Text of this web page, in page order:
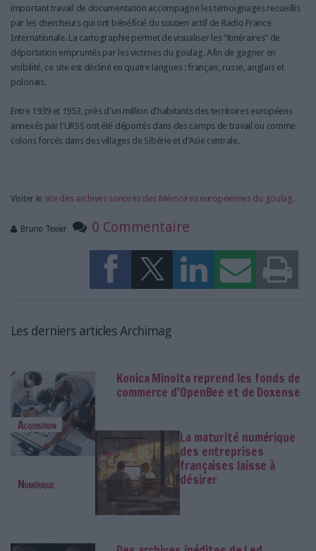
important travail de documentation accompagne les témoignages recueillis
par les chercheurs qui ont bénéficié du soutien actif de Radio France
Internationale. La cartographie permet de visualiser les "itinéraires" de
déportation empruntés par les victimes du goulag. Afin de gagner en
visibilité, ce site est décliné en quatre langues : français, russe, anglais et
polonais.
Entre 1939 et 1953, près d'un million d'habitants des territoires européens
annexés par l'URSS ont été déportés dans des camps de travail ou comme
colons forcés dans des villages de Sibérie et d'Asie centrale.
Visiter le site des archives sonores des Mémoires européennes du goulag.
Bruno Texier 0 Commentaire
Les derniers articles Archimag
Acquisition
Konica Minolta reprend les fonds de
commerce d’OpenBee et de Doxense
Numérique
La maturité numérique
des entreprises
françaises laisse à
désirer